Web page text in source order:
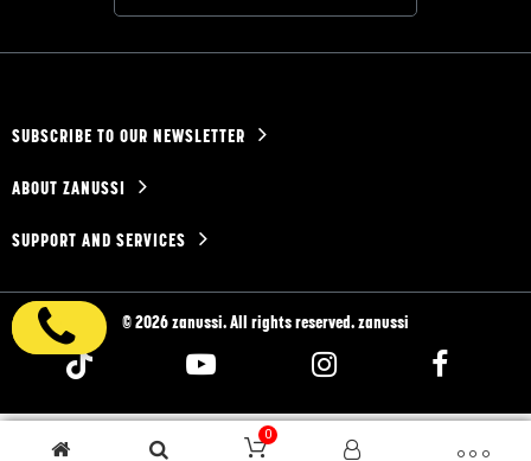
SUBSCRIBE TO OUR NEWSLETTER
ABOUT ZANUSSI
SUPPORT AND SERVICES
© 2026 zanussi. All rights reserved. zanussi
0